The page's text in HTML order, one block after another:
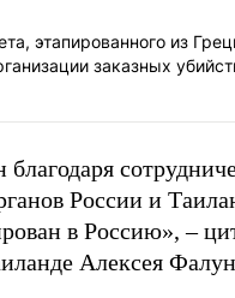
этапированного из
заказных
России и
в Россию», –
Алексея